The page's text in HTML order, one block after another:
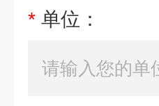
* 单位：